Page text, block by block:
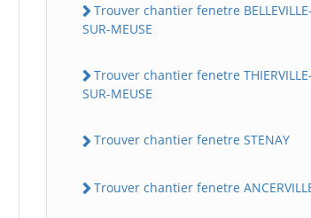
Trouver chantier fenetre BELLEVILLE-
SUR-MEUSE
Trouver chantier fenetre THIERVILLE-
SUR-MEUSE
Trouver chantier fenetre STENAY
Trouver chantier fenetre